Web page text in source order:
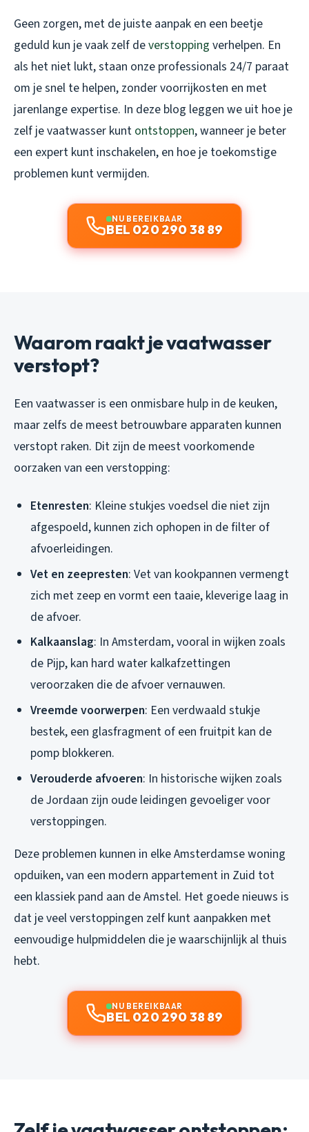
Geen zorgen, met de juiste aanpak en een beetje
geduld kun je vaak zelf deverstopping verhelpen. En
als het niet lukt, staan onze professionals 24/7 paraat
om je snel te helpen, zonder voorrijkosten en met
jarenlange expertise. In deze blog leggen we uit hoe je
zelf je vaatwasser kunt ontstoppen, wanneer je beter
een expert kunt inschakelen, en hoe je toekomstige
problemen kunt vermijden.
NU BEREIKBAAR
BEL 020 290 38 89
Waarom raakt je vaatwasser
verstopt?
Een vaatwasser is een onmisbare hulp in de keuken,
maar zelfs de meest betrouwbare apparaten kunnen
verstopt raken. Dit zijn de meest voorkomende
oorzaken van een verstopping:
Etenresten: Kleine stukjes voedsel die niet zijn
afgespoeld, kunnen zich ophopen in de filter of
afvoerleidingen.
Vet en zeepresten: Vet van kookpannen vermengt
zich met zeep en vormt een taaie, kleverige laag in
de afvoer.
Kalkaanslag: In Amsterdam, vooral in wijken zoals
de Pijp, kan hard water kalkafzettingen
veroorzaken die de afvoer vernauwen.
Vreemde voorwerpen: Een verdwaald stukje
bestek, een glasfragment of een fruitpit kan de
pomp blokkeren.
Verouderde afvoeren: In historische wijken zoals
de Jordaan zijn oude leidingen gevoeliger voor
verstoppingen.
Deze problemen kunnen in elke Amsterdamse woning
opduiken, van een modern appartement in Zuid tot
een klassiek pand aan de Amstel. Het goede nieuws is
dat je veel verstoppingen zelf kunt aanpakken met
eenvoudige hulpmiddelen die je waarschijnlijk al thuis
hebt.
NU BEREIKBAAR
BEL 020 290 38 89